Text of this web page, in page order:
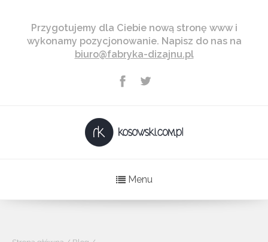
Przygotujemy dla Ciebie nową stronę www i
wykonamy pozycjonowanie. Napisz do nas na
biuro@fabryka-dizajnu.pl
Menu